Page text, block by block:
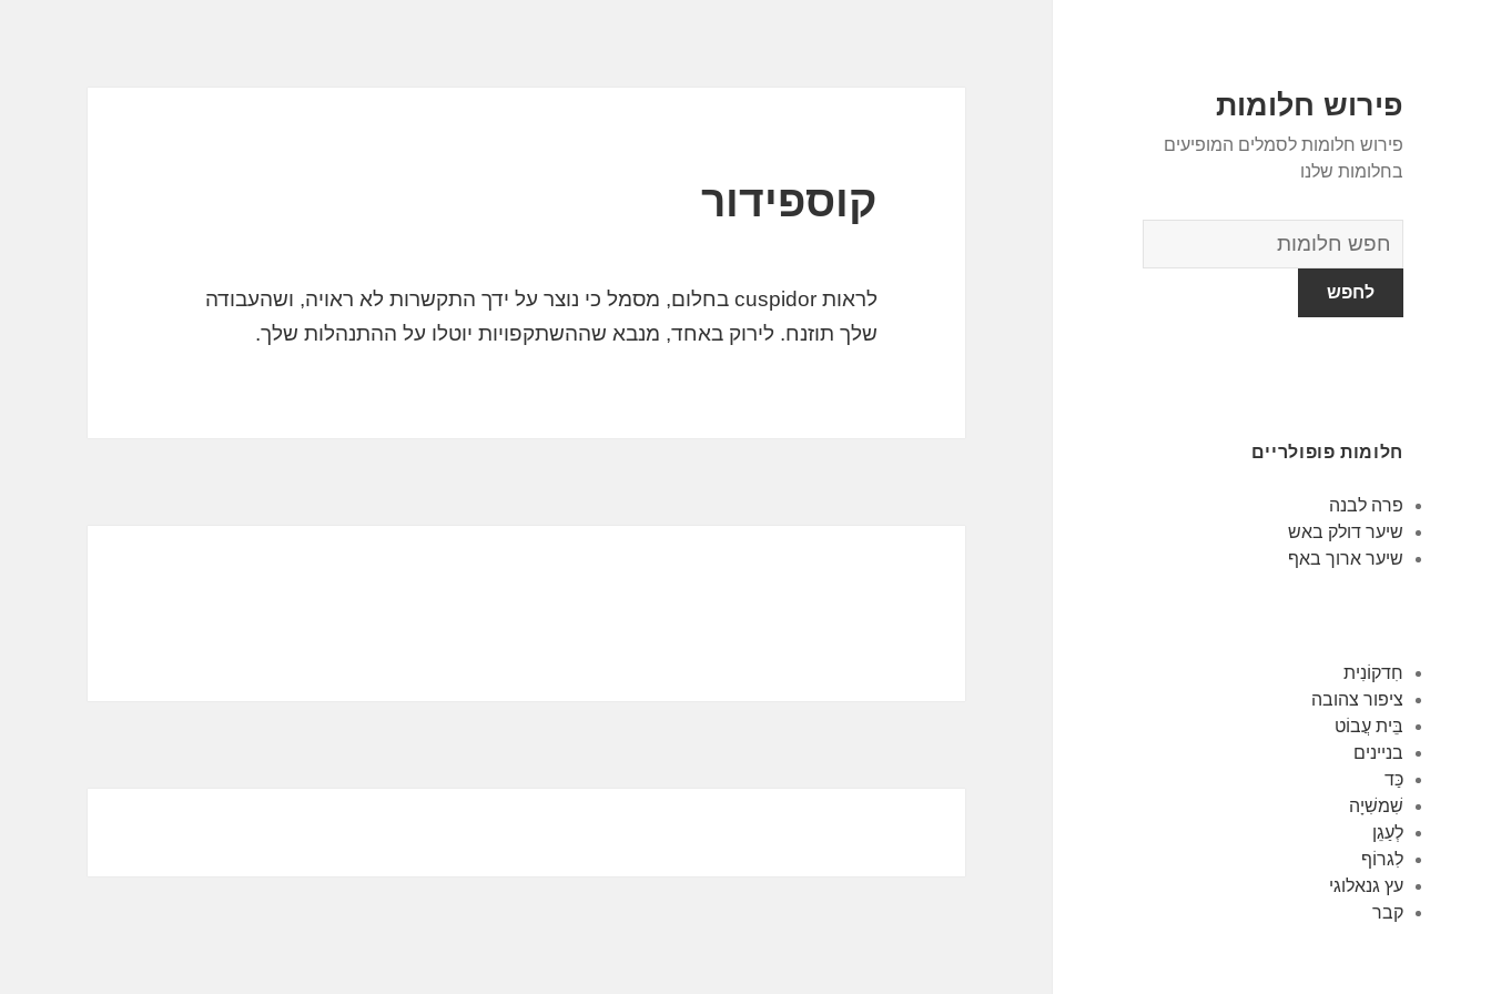
פירוש חלומות
פירוש חלומות לסמלים המופיעים
בחלומות שלנו
מילון
החלומות
חלומות פופולריים
פרה לבנה
שיער דולק באש
שיער ארוך באף
חִדקוֹנִית
ציפור צהובה
בֵּית עֲבוֹט
בניינים
כַּד
שִׁמשִׁיָה
לְעַגֵן
לִגרוֹף
עץ גנאלוגי
קבר
קוספידור
לראות cuspidor בחלום, מסמל כי נוצר על ידך התקשרות לא ראויה, ושהעבודה
שלך תוזנח. לירוק באחד, מנבא שההשתקפויות יוטלו על ההתנהלות שלך.